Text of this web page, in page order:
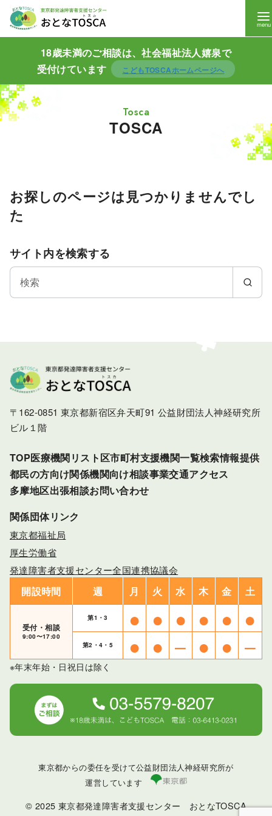
18歳未満のご相談は、社会福祉法人嬉泉で
受付けています
こどもTOSCAホームページへ
TOSCA
お探しのページは見つかりませんでし
た
サイト内を検索する
〒162-0851 東京都新宿区弁天町91 公益財団法人神経研究所
ビル１階
TOP医療機関リスト区市町村支援機関一覧検索情報提供
都民の方向け関係機関向け相談事業交通アクセス
多摩地区出張相談お問い合わせ
関係団体リンク
東京都福祉局
厚生労働省
発達障害者支援センター全国連携協議会
開設時間 週 月 火 水 木 金 土
受付・相談
9:00〜17:00
第1・3 ● ● ● ● ● ●
第2・4・5 ● ● – ● ● –
※年末年始・日祝日は除く
東京都からの委任を受けて公益財団法人神経研究所が
運営しています
© 2025 東京都発達障害者支援センター おとなTOSCA